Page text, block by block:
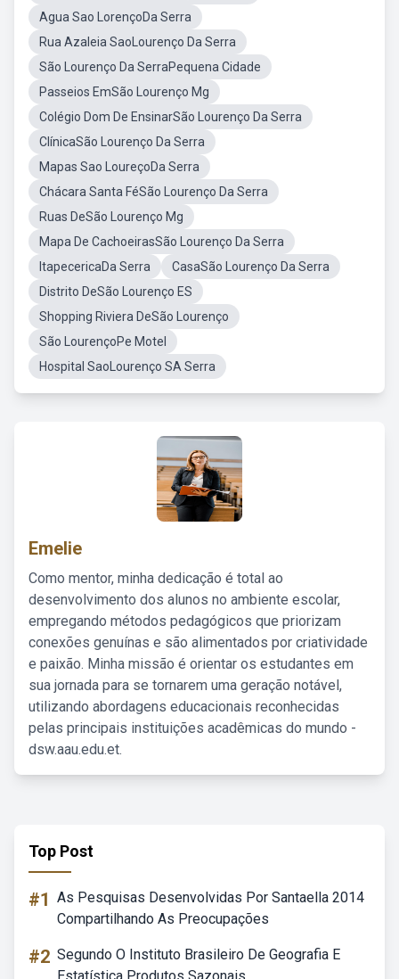
Agua Sao LorençoDa Serra
Rua Azaleia SaoLourenço Da Serra
São Lourenço Da SerraPequena Cidade
Passeios EmSão Lourenço Mg
Colégio Dom De EnsinarSão Lourenço Da Serra
ClínicaSão Lourenço Da Serra
Mapas Sao LoureçoDa Serra
Chácara Santa FéSão Lourenço Da Serra
Ruas DeSão Lourenço Mg
Mapa De CachoeirasSão Lourenço Da Serra
ItapecericaDa Serra
CasaSão Lourenço Da Serra
Distrito DeSão Lourenço ES
Shopping Riviera DeSão Lourenço
São LourençoPe Motel
Hospital SaoLourenço SA Serra
Emelie
Como mentor, minha dedicação é total ao
desenvolvimento dos alunos no ambiente escolar,
empregando métodos pedagógicos que priorizam
conexões genuínas e são alimentados por criatividade
e paixão. Minha missão é orientar os estudantes em
sua jornada para se tornarem uma geração notável,
utilizando abordagens educacionais reconhecidas
pelas principais instituições acadêmicas do mundo -
dsw.aau.edu.et.
Top Post
#1 As Pesquisas Desenvolvidas Por Santaella 2014
Compartilhando As Preocupações
#2 Segundo O Instituto Brasileiro De Geografia E